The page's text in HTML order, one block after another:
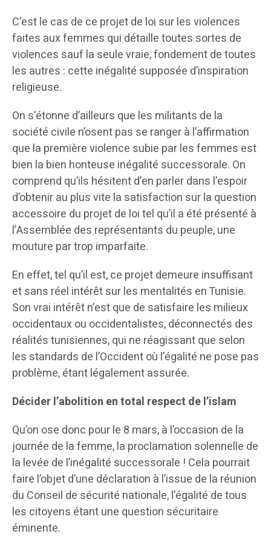
C’est le cas de ce projet de loi sur les violences
faites aux femmes qui détaille toutes sortes de
violences sauf la seule vraie, fondement de toutes
les autres : cette inégalité supposée d’inspiration
religieuse.
On s’étonne d’ailleurs que les militants de la
société civile n’osent pas se ranger à l’affirmation
que la première violence subie par les femmes est
bien la bien honteuse inégalité successorale. On
comprend qu’ils hésitent d’en parler dans l’espoir
d’obtenir au plus vite la satisfaction sur la question
accessoire du projet de loi tel qu’il a été présenté à
l’Assemblée des représentants du peuple, une
mouture par trop imparfaite.
En effet, tel qu’il est, ce projet demeure insuffisant
et sans réel intérêt sur les mentalités en Tunisie.
Son vrai intérêt n’est que de satisfaire les milieux
occidentaux ou occidentalistes, déconnectés des
réalités tunisiennes, qui ne réagissant que selon
les standards de l’Occident où l’égalité ne pose pas
problème, étant légalement assurée.
Décider l’abolition en total respect de l’islam
Qu’on ose donc pour le 8 mars, à l’occasion de la
journée de la femme, la proclamation solennelle de
la levée de l’inégalité successorale ! Cela pourrait
faire l’objet d’une déclaration à l’issue de la réunion
du Conseil de sécurité nationale, l’égalité de tous
les citoyens étant une question sécuritaire
éminente.